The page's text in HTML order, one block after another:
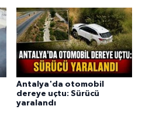
Antalya'da otomobil
dereye uçtu: Sürücü
yaralandı